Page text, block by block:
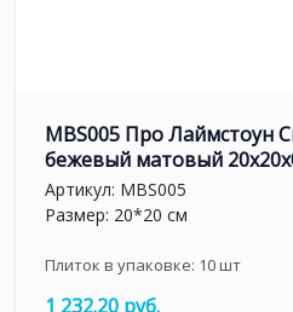
MBS005 Про Лаймстоун
бежевый матовый
Артикул: MBS005
Размер: 20*20 см
Плиток в упаковке: 10шт
1 232.20 руб.